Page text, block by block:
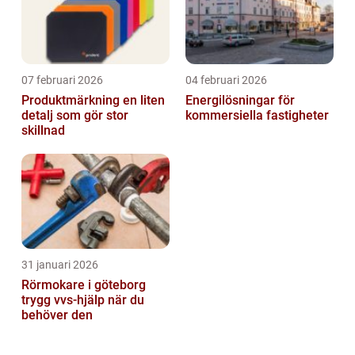
07 februari 2026
Produktmärkning en liten
detalj som gör stor
skillnad
04 februari 2026
Energilösningar för
kommersiella fastigheter
31 januari 2026
Rörmokare i göteborg
trygg vvs-hjälp när du
behöver den